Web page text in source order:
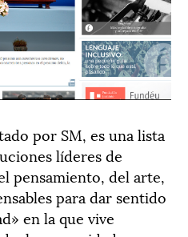
por SM, es una lista
líderes de
pensamiento, del arte,
para dar sentido
en la que vive